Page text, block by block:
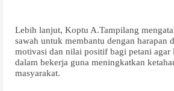
Lebih lanjut, Koptu A.Tampilang
sawah untuk membantu dengan harapan
motivasi dan nilai positif bagi petani agar
dalam bekerja guna meningkatkan
masyarakat.